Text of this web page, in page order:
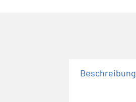
Beschreibung